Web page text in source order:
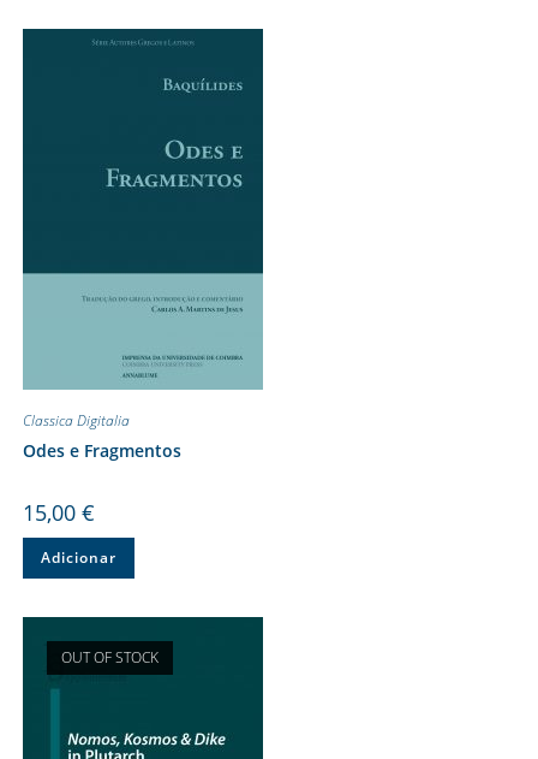
Classica Digitalia
Odes e Fragmentos
15,00 €
Adicionar
OUT OF STOCK